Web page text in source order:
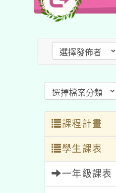
課程計畫
學生課表
一年級課表